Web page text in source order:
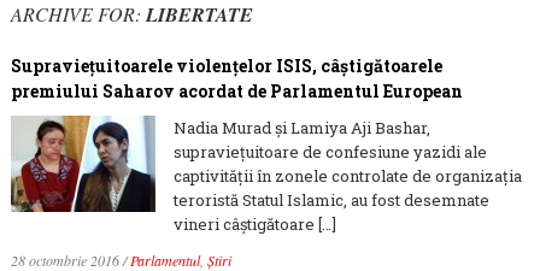
ARCHIVE FOR: LIBERTATE
Supravieţuitoarele violenţelor ISIS, câştigătoarele
premiului Saharov acordat de Parlamentul European
Nadia Murad şi Lamiya Aji Bashar,
supravieţuitoare de confesiune yazidi ale
captivităţii în zonele controlate de organizaţia
teroristă Statul Islamic, au fost desemnate
vineri câştigătoare […]
28 octombrie 2016/Parlamentul, Știri